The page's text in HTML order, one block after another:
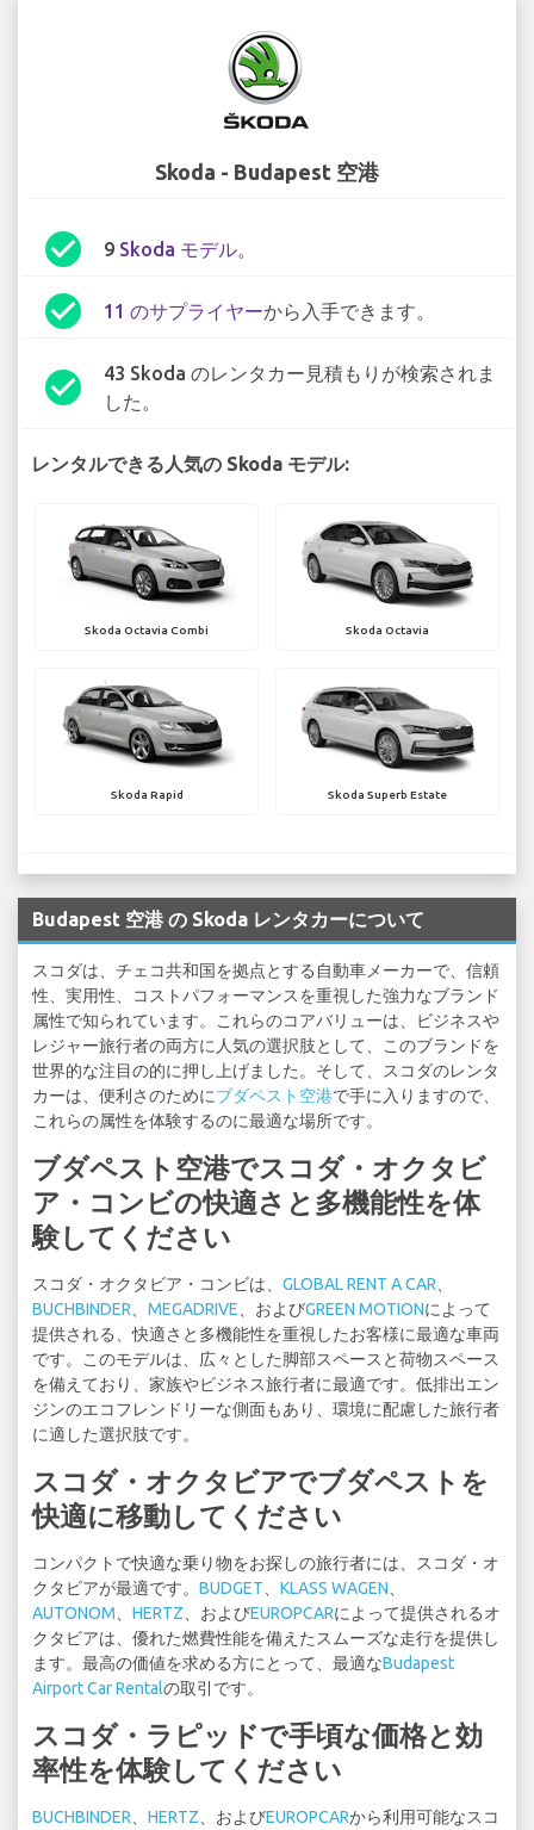
Skoda - Budapest 空港
check_circle 9 Skoda モデル。
check_circle 11 のサプライヤーから入手できます。
check_circle
43 Skoda のレンタカー見積もりが検索されま
した。
レンタルできる人気の Skoda モデル:
Skoda Octavia Combi Skoda Octavia
Skoda Rapid Skoda Superb Estate
Budapest 空港 の Skoda レンタカーについて
スコダは、チェコ共和国を拠点とする自動車メーカーで、信頼
性、実用性、コストパフォーマンスを重視した強力なブランド
属性で知られています。これらのコアバリューは、ビジネスや
レジャー旅行者の両方に人気の選択肢として、このブランドを
世界的な注目の的に押し上げました。そして、スコダのレンタ
カーは、便利さのためにブダペスト空港で手に入りますので、
これらの属性を体験するのに最適な場所です。
ブダペスト空港でスコダ・オクタビ
ア・コンビの快適さと多機能性を体
験してください
スコダ・オクタビア・コンビは、 GLOBAL RENT A CAR
BUCHBINDER
MEGADRIVE 、およびGREEN MOTIONによって
提供される、快適さと多機能性を重視したお客様に最適な車両
です。このモデルは、広々とした脚部スペースと荷物スペース
を備えており、家族やビジネス旅行者に最適です。低排出エン
ジンのエコフレンドリーな側面もあり、環境に配慮した旅行者
に適した選択肢です。
スコダ・オクタビアでブダペストを
快適に移動してください
コンパクトで快適な乗り物をお探しの旅行者には、スコダ・オ
クタビアが最適です。 BUDGET KLASS WAGEN
AUTONOM
HERTZ 、およびEUROPCARによって提供されるオ
クタビアは、優れた燃費性能を備えたスムーズな走行を提供し
ます。最高の価値を求める方にとって、最適なBudapest
Airport Car Rentalの取引です。
スコダ・ラピッドで手頃な価格と効
率性を体験してください
BUCHBINDER HERTZ 、およびEUROPCARから利用可能なスコ